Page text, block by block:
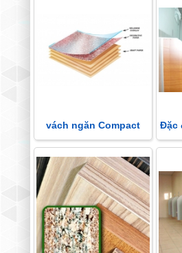
vách ngăn Compact
HPL cao cấp MALAYSIA
Đặc